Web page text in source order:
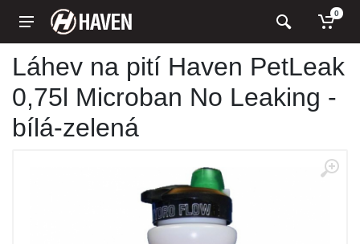
0
Láhev na pití Haven PetLeak
0,75l Microban No Leaking -
bílá-zelená